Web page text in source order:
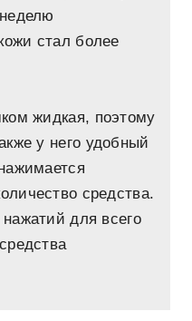
стал более
жидкая, поэтому
у него удобный
средства.
для всего